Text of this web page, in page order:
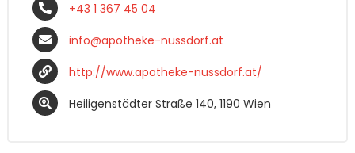
+43 1 367 45 04
info@apotheke-nussdorf.at
http://www.apotheke-nussdorf.at/
Heiligenstädter Straße 140, 1190 Wien